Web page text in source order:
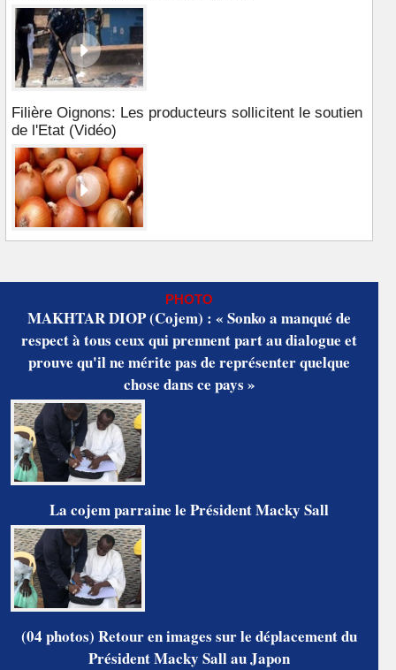
Filière Oignons: Les producteurs sollicitent le soutien
de l'Etat (Vidéo)
PHOTO
MAKHTAR DIOP (Cojem) : « Sonko a manqué de
respect à tous ceux qui prennent part au dialogue et
prouve qu'il ne mérite pas de représenter quelque
chose dans ce pays »
La cojem parraine le Président Macky Sall
(04 photos) Retour en images sur le déplacement du
Président Macky Sall au Japon